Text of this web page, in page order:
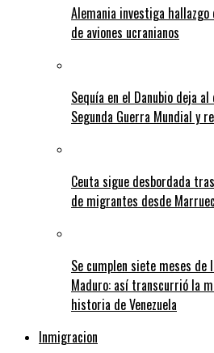
Alemania investiga
de aviones ucranianos
Sequía en el Danubio deja
Segunda Guerra Mundial y
Ceuta sigue desbordada
de migrantes desde
Se cumplen siete meses de
Maduro: así transcurrió la
historia de Venezuela
Inmigracion